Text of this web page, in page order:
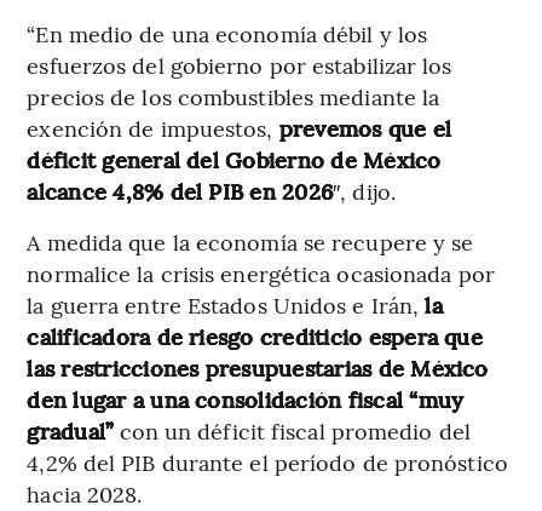
“En medio de una economía débil y los
esfuerzos del gobierno por estabilizar los
precios de los combustibles mediante la
exención de impuestos, prevemos que el
déficit general del Gobierno de México
alcance 4,8% del PIB en 2026″, dijo.
A medida que la economía se recupere y se
normalice la crisis energética ocasionada por
la guerra entre Estados Unidos e Irán, la
calificadora de riesgo crediticio espera que
las restricciones presupuestarias de México
den lugar a una consolidación fiscal “muy
gradual” con un déficit fiscal promedio del
4,2% del PIB durante el período de pronóstico
hacia 2028.